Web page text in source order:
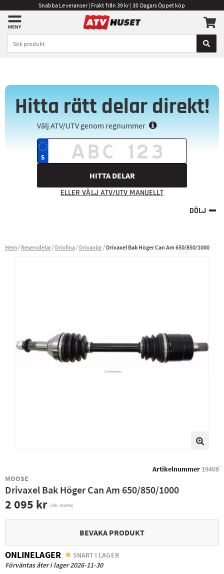
Snabba Leveranser | Frakt från 39 kr | 30 Dagars Öppet köp
Hitta rätt delar direkt!
Välj ATV/UTV genom regnummer
HITTA DELAR
ELLER VÄLJ ATV/UTV MANUELLT
DÖLJ
Hem Reservdelar Drivlina Drivaxlar Drivaxel Bak Höger Can Am 650/850/1000
Artikelnummer 19408
MOOSE
Drivaxel Bak Höger Can Am 650/850/1000
2 095 kr (ink. moms)
BEVAKA PRODUKT
ONLINELAGER
SNART I LAGER
Förväntas åter i lager 2026-11-30